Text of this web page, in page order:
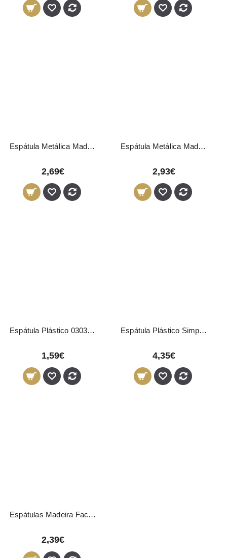
Espátula Metálica Madeira 01419 Eurostil
2,69€
Espátula Metálica Madeira 03469 Pollié
2,93€
Espátula Plástico 03035 Eurostil
1,59€
Espátula Plástico Simples 12 Unidades
4,35€
Espátulas Madeira Facial 115x10x2 100 Unidades
2,39€